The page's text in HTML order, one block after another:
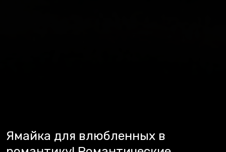
Ямайка для влюбленных в